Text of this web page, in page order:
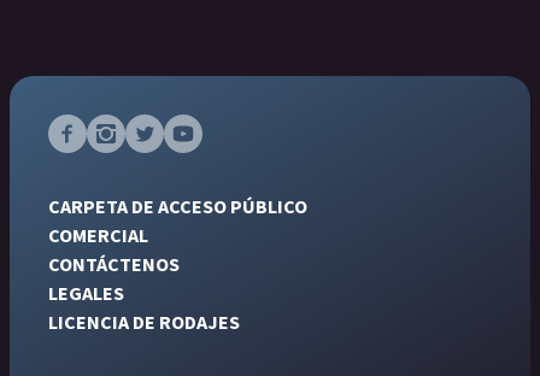
CARPETA DE ACCESO PÚBLICO
COMERCIAL
CONTÁCTENOS
LEGALES
LICENCIA DE RODAJES